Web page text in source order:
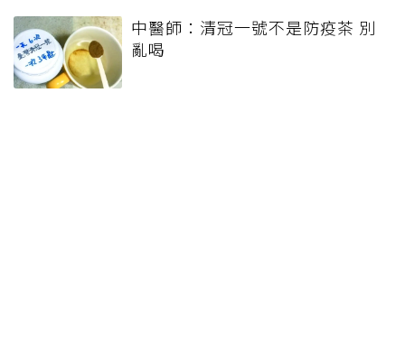
中醫師：清冠一號不是防疫茶 別
亂喝